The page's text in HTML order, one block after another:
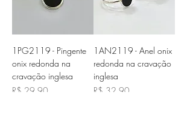
1PG2119 - Pingente
onix redonda na
cravação inglesa
Preço
R$ 29,90
1AN2119 - Anel onix
redonda na cravação
inglesa
Preço
R$ 32,90